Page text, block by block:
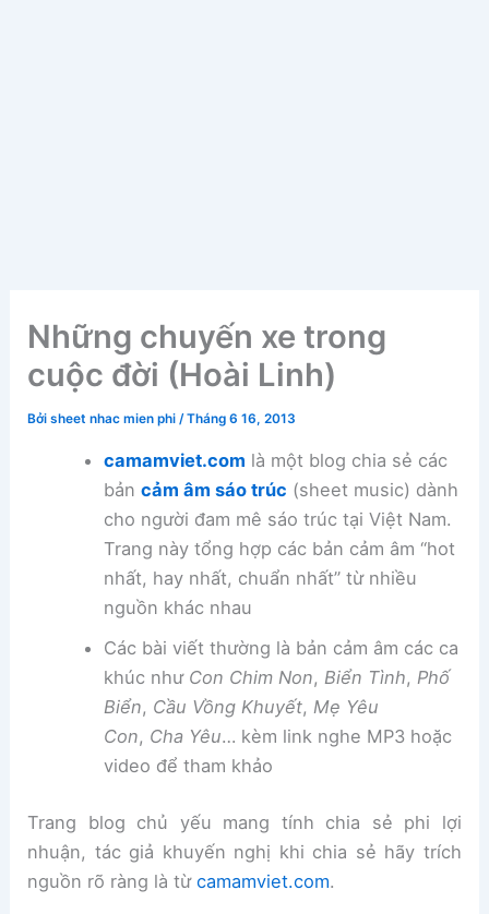
Những chuyến xe trong
cuộc đời (Hoài Linh)
Bởisheet nhac mien phi/Tháng 6 16, 2013
camamviet.com là một blog chia sẻ các
bản cảm âm sáo trúc (sheet music) dành
cho người đam mê sáo trúc tại Việt Nam.
Trang này tổng hợp các bản cảm âm “hot
nhất, hay nhất, chuẩn nhất” từ nhiều
nguồn khác nhau
Các bài viết thường là bản cảm âm các ca
khúc như Con Chim Non, Biển Tình, Phố
Biển, Cầu Vồng Khuyết, Mẹ Yêu
Con, Cha Yêu… kèm link nghe MP3 hoặc
video để tham khảo
Trang blog chủ yếu mang tính chia sẻ phi lợi
nhuận, tác giả khuyến nghị khi chia sẻ hãy trích
nguồn rõ ràng là từcamamviet.com.